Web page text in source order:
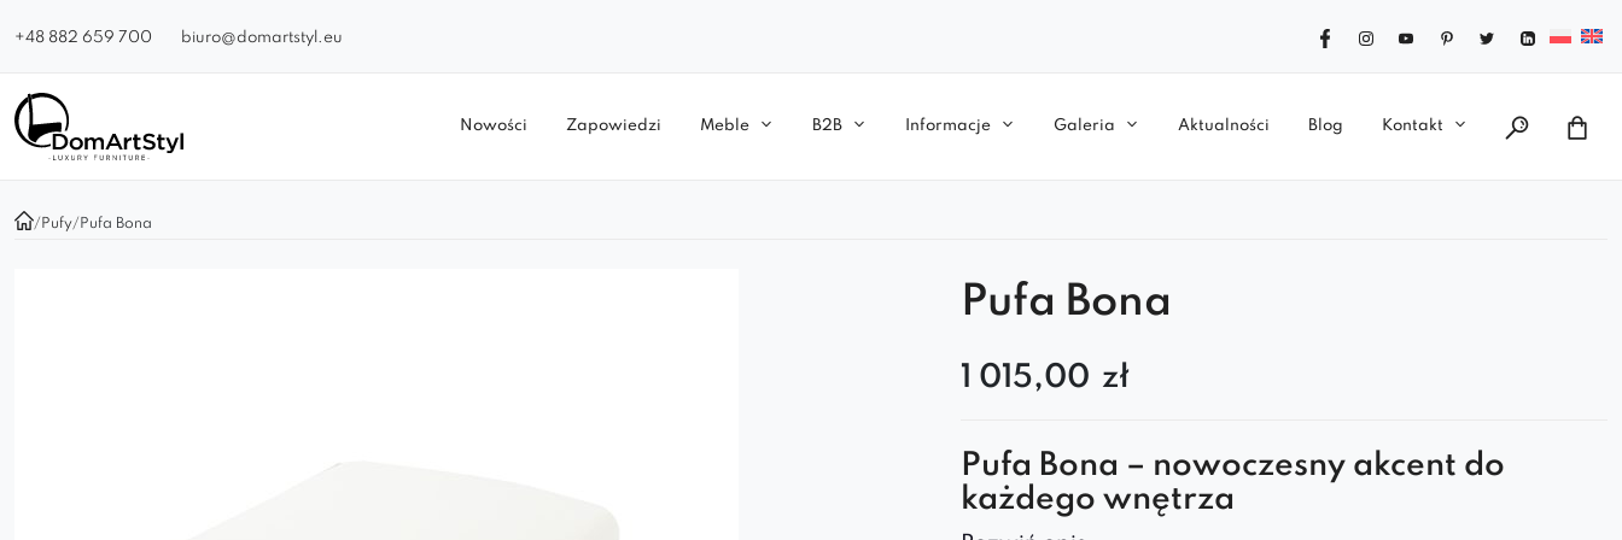
+48 882 659 700 biuro@domartstyl.eu
Nowości Zapowiedzi Meble B2B Informacje Galeria Aktualności Blog Kontakt
/ Pufy/ Pufa Bona
Pufa Bona
1 015,00 zł
Pufa Bona – nowoczesny akcent do
każdego wnętrza